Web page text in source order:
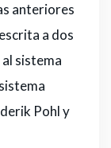
anteriores
a dos
sistema
Pohl y